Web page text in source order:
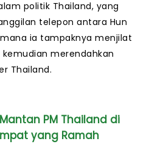
politik Thailand, yang
telepon antara Hun
ia tampaknya menjilat
merendahkan
Thailand.
PM Thailand di
yang Ramah